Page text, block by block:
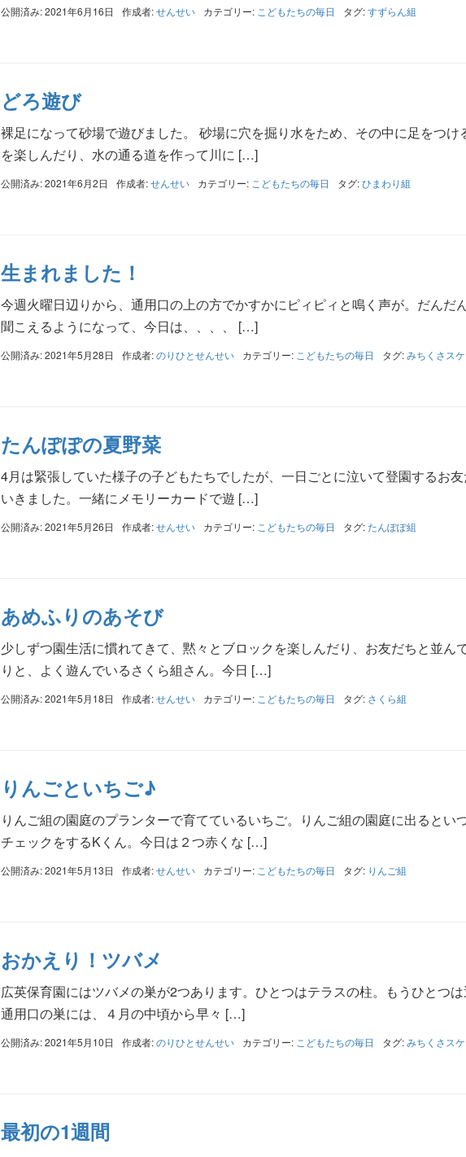
公開済み: 2021年6月16日 作成者:せんせい カテゴリー: こどもたちの毎日 タグ:すずらん組
どろ遊び
裸足になって砂場で遊びました。 砂場に穴を掘り水をため、その中に足をつけ
を楽しんだり、水の通る道を作って川に […]
公開済み: 2021年6月2日 作成者:せんせい カテゴリー: こどもたちの毎日 タグ:ひまわり組
生まれました！
今週火曜日辺りから、通用口の上の方でかすかにピィピィと鳴く声が。だんだ
聞こえるようになって、今日は、、、、 […]
公開済み: 2021年5月28日 作成者:のりひとせんせい カテゴリー: こどもたちの毎日 タグ:みちくさス
たんぽぽの夏野菜
4月は緊張していた様子の子どもたちでしたが、一日ごとに泣いて登園するお
いきました。一緒にメモリーカードで遊 […]
公開済み: 2021年5月26日 作成者:せんせい カテゴリー: こどもたちの毎日 タグ:たんぽぽ組
あめふりのあそび
少しずつ園生活に慣れてきて、黙々とブロックを楽しんだり、お友だちと並ん
りと、よく遊んでいるさくら組さん。今日 […]
公開済み: 2021年5月18日 作成者:せんせい カテゴリー: こどもたちの毎日 タグ: さくら組
りんごといちご♪
りんご組の園庭のプランターで育てているいちご。りんご組の園庭に出るとい
チェックをするKくん。今日は２つ赤くな […]
公開済み: 2021年5月13日 作成者:せんせい カテゴリー: こどもたちの毎日 タグ: りんご組
おかえり！ツバメ
広英保育園にはツバメの巣が2つあります。ひとつはテラスの柱。もうひとつは
通用口の巣には、４月の中頃から早々 […]
公開済み: 2021年5月10日 作成者:のりひとせんせい カテゴリー: こどもたちの毎日 タグ:みちくさス
最初の1週間